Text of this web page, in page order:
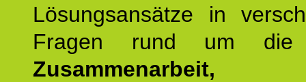
Lösungsansätze in
Fragen rund um die
Zusammenarbeit,